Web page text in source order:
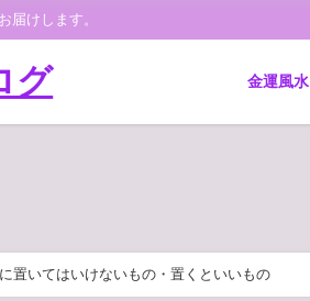
届けします。
グ 金運風水
置いてはいけないもの・置くといいもの